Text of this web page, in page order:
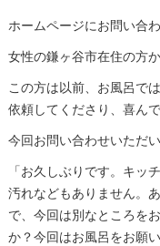
ホームページにお問い合
女性の鎌ヶ谷市在住の方か
この方は以前、お風呂で
依頼してくださり、喜ん
今回お問い合わせいただ
「お久しぶりです。キッ
汚れなどもありません。
で、今回は別なところを
か？今回はお風呂をお願